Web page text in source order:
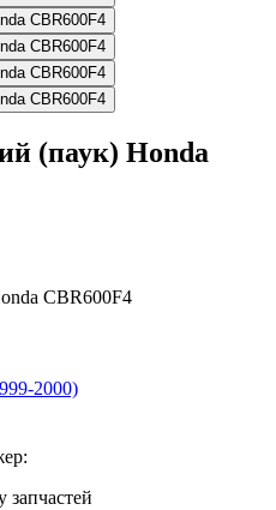
(паук) Honda
CBR600F4
2000)
запчастей